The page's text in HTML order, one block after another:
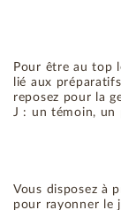
Pour être au top
lié aux
reposez pour la
J : un témoin, un
Vous disposez à
pour rayonner le